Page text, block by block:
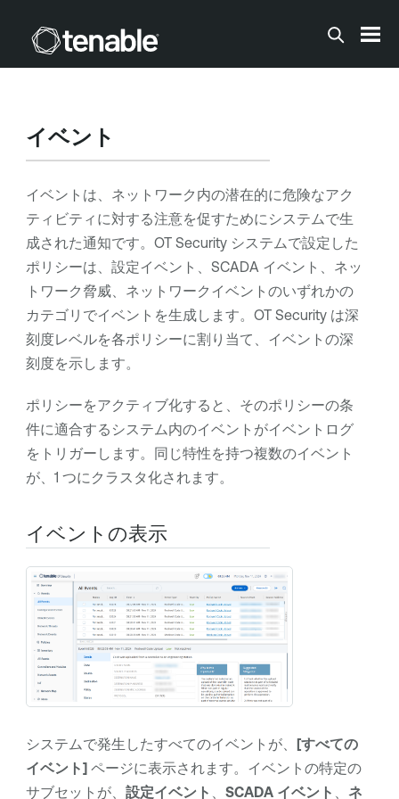
メインコンテンツに移動する
イベント
イベントは、ネットワーク内の潜在的に危険なアク
ティビティに対する注意を促すためにシステムで生
成された通知です。 OT Securityシステムで設定した
ポリシーは、設定イベント、SCADA イベント、ネッ
トワーク脅威、ネットワークイベントのいずれかの
カテゴリでイベントを生成します。 OT Securityは深
刻度レベルを各ポリシーに割り当て、イベントの深
刻度を示します。
ポリシーをアクティブ化すると、そのポリシーの条
件に適合するシステム内のイベントがイベントログ
をトリガーします。同じ特性を持つ複数のイベント
が、1 つにクラスタ化されます。
イベントの表示
システムで発生したすべてのイベントが、 [すべての
イベント]ページに表示されます。イベントの特定の
サブセットが、 設定イベント SCADA イベント ネ